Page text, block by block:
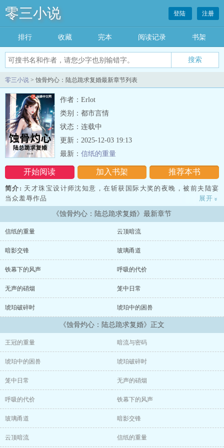
零三小说 登陆 注册
排行 收藏 完本 阅读记录 书架
零三小说 > 蚀骨灼心：陆总跪求复婚最新章节列表
作者：Erlot
类别：都市言情
状态：连载中
开始阅读 加入书架 推荐本书
更新：2025-12-03 19:13
最新： 信纸的重量
简介: 天才珠宝设计师沈知意，在斩获国际大奖的夜晚，被前夫陆宴
当众羞辱作品
“华而不实”。不久，儿子乐乐急病入院，主治医生竟是陆宴。尘封四
年的秘密——孩子的身世，在冰冷的急诊室濒临暴露。
陆宴，这位商业帝国的掌控者，发现被隐瞒的血脉后，开启了一场极
致的
“追妻火葬场”：他将她强掳回宅，用资本碾压她的自尊，以抚养权相
胁。
沈知意不得不在金丝笼中周旋，与温柔男二顾景深暗中联手，对抗陆
宴的偏执掌控与青梅竹马苏晚的狠辣算计。
这是一场关于爱、谎言、阶层与成长的残酷博弈。他们最终没有选择
自由的新型亲密关系。
展开 »
《蚀骨灼心：陆总跪求复婚》最新章节
信纸的重量 云顶暗流
暗影交锋 玻璃甬道
铁幕下的风声 呼吸的代价
无声的硝烟 笼中日常
琥珀破碎时 琥珀中的困兽
《蚀骨灼心：陆总跪求复婚》正文
王冠的重量 暗流与密码
琥珀中的困兽 琥珀破碎时
笼中日常 无声的硝烟
呼吸的代价 铁幕下的风声
玻璃甬道 暗影交锋
云顶暗流 信纸的重量